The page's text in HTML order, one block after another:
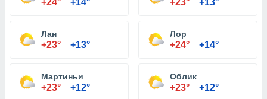
+24° +14° +23° +13°
Лан
+23° +13°
Лор
+24° +14°
Мартиньи
+23° +12°
Облик
+23° +12°